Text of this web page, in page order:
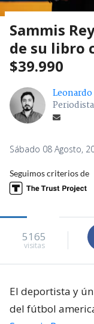
Sammis
de su libro
$39.990
Leonardo
Sábado 08 Agosto,
Seguimos criterios de
5165
visitas
El deportista y
del fútbol